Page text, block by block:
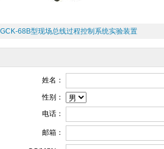
68B型现场总线过程控制系统实验装置
姓名：
性别：
电话：
邮箱：